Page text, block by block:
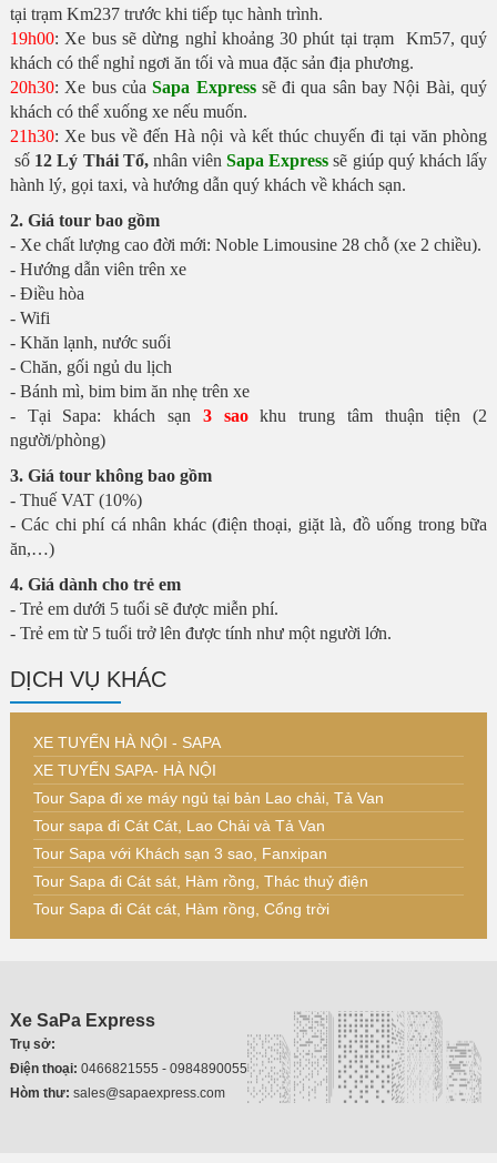
tại trạm Km237 trước khi tiếp tục hành trình.
19h00: Xe bus sẽ dừng nghỉ khoảng 30 phút tại trạm Km57, quý
khách có thể nghỉ ngơi ăn tối và mua đặc sản địa phương.
20h30: Xe bus củaSapa Expresssẽ đi qua sân bay Nội Bài, quý
khách có thể xuống xe nếu muốn.
21h30: Xe bus về đến Hà nội và kết thúc chuyến đi tại văn phòng
số 12 Lý Thái Tổ, nhân viên Sapa Express sẽ giúp quý khách lấy
hành lý, gọi taxi, và hướng dẫn quý khách về khách sạn.
2. Giá tour bao gồm
- Xe chất lượng cao đời mới: Noble Limousine 28 chỗ (xe 2 chiều).
- Hướng dẫn viên trên xe
- Điều hòa
- Wifi
- Khăn lạnh, nước suối
- Chăn, gối ngủ du lịch
- Bánh mì, bim bim ăn nhẹ trên xe
- Tại Sapa: khách sạn 3 saokhu trung tâm thuận tiện (2
người/phòng)
3. Giá tour không bao gồm
- Thuế VAT (10%)
- Các chi phí cá nhân khác (điện thoại, giặt là, đồ uống trong bữa
ăn,…)
4. Giá dành cho trẻ em
- Trẻ em dưới 5 tuổi sẽ được miễn phí.
- Trẻ em từ 5 tuổi trở lên được tính như một người lớn.​
DỊCH VỤ KHÁC
XE TUYẾN HÀ NỘI - SAPA
XE TUYẾN SAPA- HÀ NỘI
Tour Sapa đi xe máy ngủ tại bản Lao chải, Tả Van
Tour sapa đi Cát Cát, Lao Chải và Tả Van
Tour Sapa với Khách sạn 3 sao, Fanxipan
Tour Sapa đi Cát sát, Hàm rồng, Thác thuỷ điện
Tour Sapa đi Cát cát, Hàm rồng, Cổng trời
Xe SaPa Express
Trụ sở:
Điện thoại: 0466821555 - 0984890055
Hòm thư: sales@sapaexpress.com